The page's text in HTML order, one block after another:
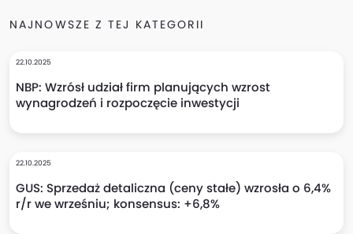
NAJNOWSZE Z TEJ KATEGORII
22.10.2025
NBP: Wzrósł udział firm planujących wzrost
wynagrodzeń i rozpoczęcie inwestycji
22.10.2025
GUS: Sprzedaż detaliczna (ceny stałe) wzrosła o 6,4%
r/r we wrześniu; konsensus: +6,8%